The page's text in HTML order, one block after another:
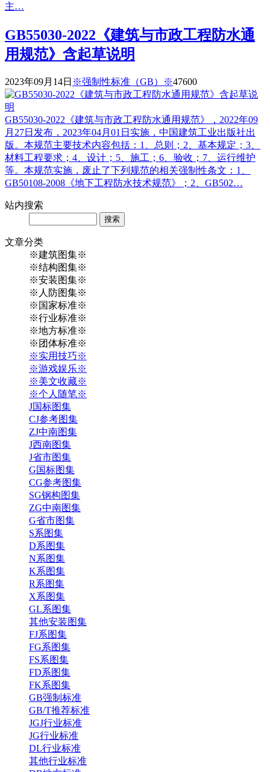
主…
GB55030-2022《建筑与市政工程防水通
用规范》含起草说明
2023年09月14日 ※强制性标准（GB）※47600
GB55030-2022《建筑与市政工程防水通用规范》，2022年09
月27日发布，2023年04月01日实施，中国建筑工业出版社出
版。本规范主要技术内容包括：1、总则；2、基本规定；3、
材料工程要求；4、设计；5、施工；6、验收；7、运行维护
等。本规范实施，废止了下列规范的相关强制性条文：1、
GB50108-2008《地下工程防水技术规范》；2、GB502…
站内搜索
文章分类
※建筑图集※
※结构图集※
※安装图集※
※人防图集※
※国家标准※
※行业标准※
※地方标准※
※团体标准※
※实用技巧※
※游戏娱乐※
※美文收藏※
※个人随笔※
J国标图集
CJ参考图集
ZJ中南图集
J西南图集
J省市图集
G国标图集
CG参考图集
SG钢构图集
ZG中南图集
G省市图集
S系图集
D系图集
N系图集
K系图集
R系图集
X系图集
GL系图集
其他安装图集
FJ系图集
FG系图集
FS系图集
FD系图集
FK系图集
GB强制标准
GB/T推荐标准
JGJ行业标准
JG行业标准
DL行业标准
其他行业标准